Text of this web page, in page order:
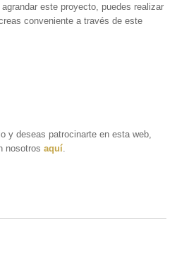
este proyecto, puedes realizar
conveniente a través de este
y deseas patrocinarte en esta web,
nosotros aquí